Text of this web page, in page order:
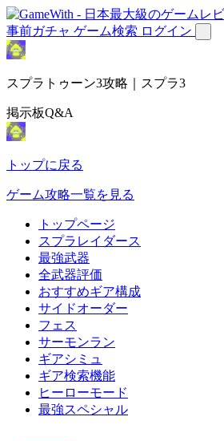
事前ガチャ ゲーム検索 ログイン
スプラトゥーン3攻略｜スプラ3
掲示板Q&A
トップに戻る
ゲーム攻略一覧を見る
トップページ
スプラレイダース
最強武器
全武器評価
おすすめギア構成
サイドオーダー
フェス
サーモンラン
ギアシミュ
ギア検索機能
ヒーローモード
最強スペシャル